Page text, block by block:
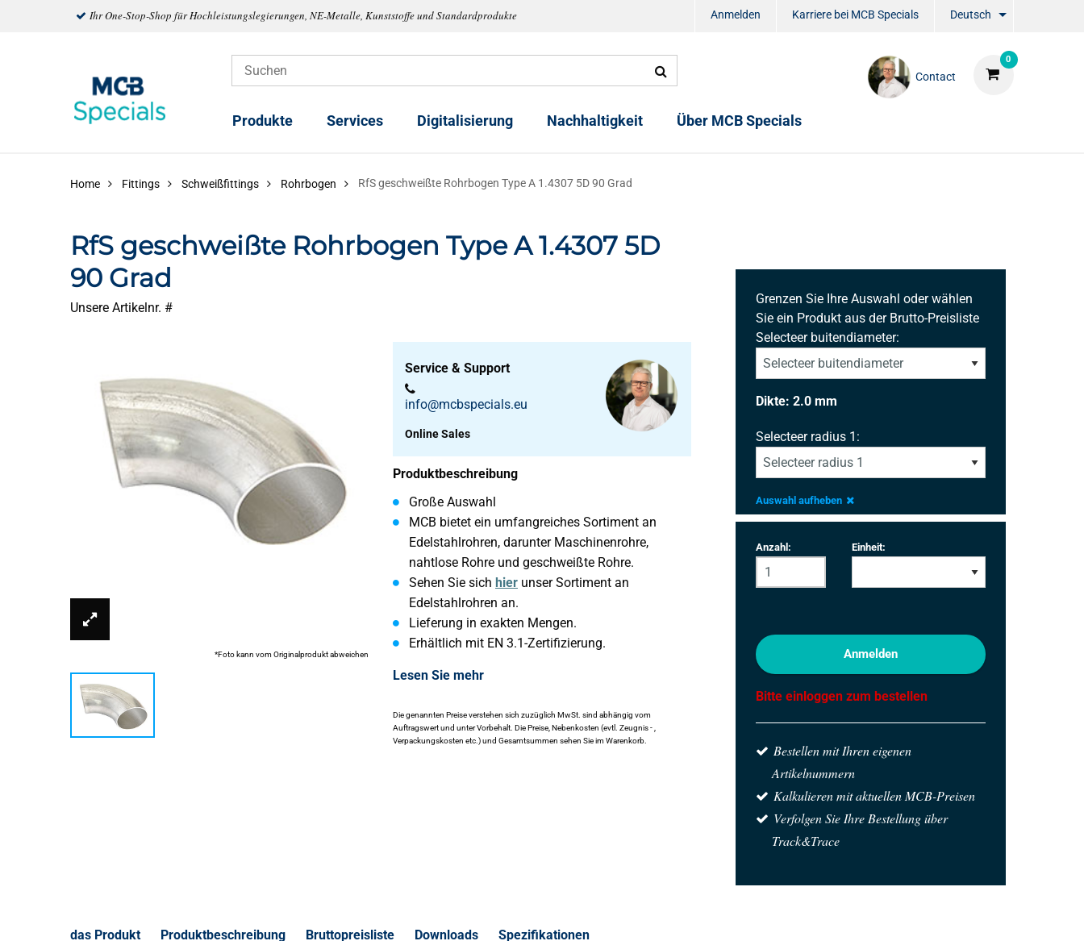
Ihr One-Stop-Shop für Hochleistungslegierungen, NE-Metalle, Kunststoffe und Standardprodukte Anmelden Karriere bei MCB Specials Deutsch
0
Contact
Produkte Services Digitalisierung Nachhaltigkeit Über MCB Specials
Home Fittings Schweißfittings Rohrbogen RfS geschweißte Rohrbogen Type A 1.4307 5D 90 Grad
RfS geschweißte Rohrbogen Type A 1.4307 5D
90 Grad
Unsere Artikelnr. #
*Foto kann vom Originalprodukt abweichen
Service & Support
info@mcbspecials.eu
Online Sales
Produktbeschreibung
Große Auswahl
MCB bietet ein umfangreiches Sortiment an
Edelstahlrohren, darunter Maschinenrohre,
nahtlose Rohre und geschweißte Rohre.
Sehen Sie sich hier unser Sortiment an
Edelstahlrohren an.
Lieferung in exakten Mengen.
Erhältlich mit EN 3.1-Zertifizierung.
Lesen Sie mehr
Die genannten Preise verstehen sich zuzüglich MwSt. sind abhängig vom
Auftragswert und unter Vorbehalt. Die Preise, Nebenkosten (evtl. Zeugnis - ,
Verpackungskosten etc.) und Gesamtsummen sehen Sie im Warenkorb.
Grenzen Sie Ihre Auswahl oder wählen
Sie ein Produkt aus der Brutto-Preisliste
Selecteer buitendiameter:
Dikte: 2.0 mm
Selecteer radius 1:
Auswahl aufheben
Anzahl: Einheit:
Anmelden
Bitte einloggen zum bestellen
Bestellen mit Ihren eigenen
Artikelnummern
Kalkulieren mit aktuellen MCB-Preisen
Verfolgen Sie Ihre Bestellung über
Track&Trace
das Produkt Produktbeschreibung Bruttopreisliste Downloads Spezifikationen